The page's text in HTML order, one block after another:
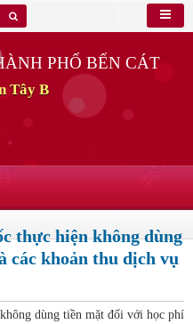
PHỐ BẾN CÁT
Tây B
thực hiện không dùng
các khoản thu dịch vụ
dùng tiền mặt đối với học phí